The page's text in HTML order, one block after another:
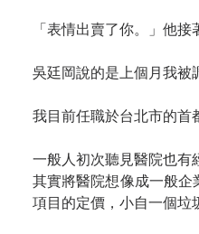
「表情出賣了你。」他
吳廷岡說的是上個月我被
我目前任職於台北市的首
一般人初次聽見醫院也有
其實將醫院想像成一般
項目的定價，小自一個垃